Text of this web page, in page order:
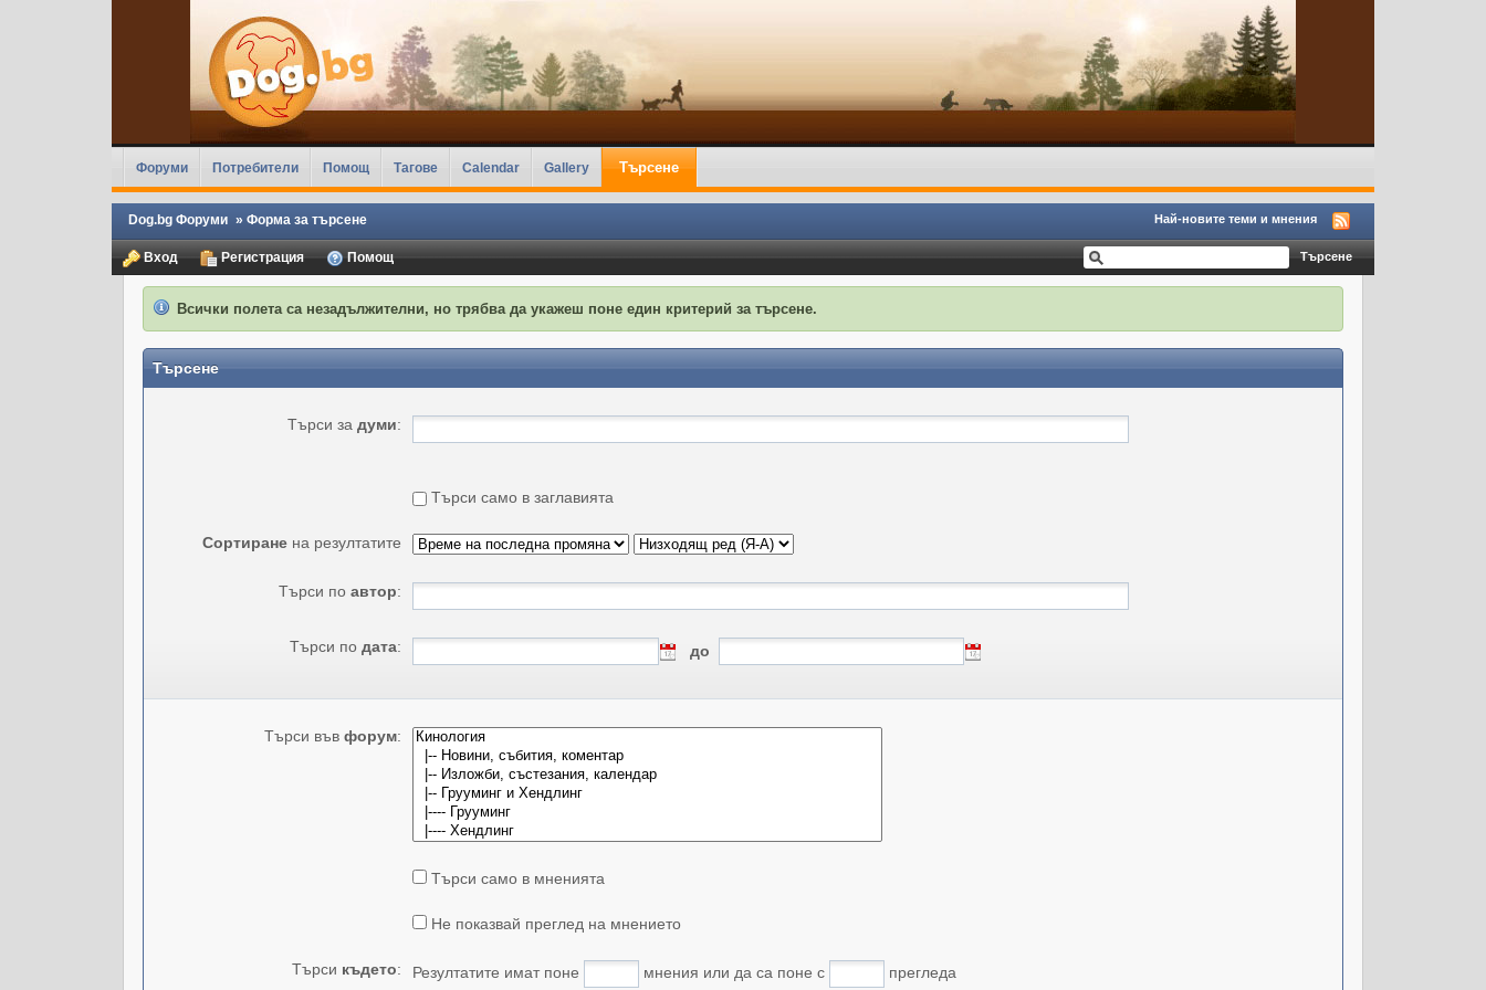
Форуми Потребители Помощ Тагове Calendar Gallery Търсене
Dog.bg Форуми » Форма за търсене Най-новите теми и мнения
Вход Регистрация Помощ
Всички полета са незадължителни, но трябва да укажеш поне един критерий за търсене.
Търсене
Търси за думи:
Търси само в заглавията
Сортиранена резултатите
Търси по автор:
Търси по дата: до
Търси във форум:
Търси само в мненията
Не показвай преглед на мнението
Търси където: Резултатите имат поне мнения или да са поне с прегледа